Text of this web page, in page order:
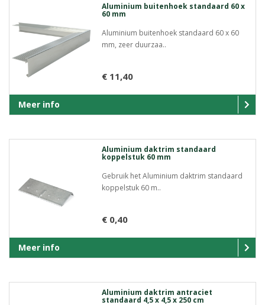
Aluminium buitenhoek standaard 60 x
60 mm
Aluminium buitenhoek standaard 60 x 60
mm, zeer duurzaa..
€ 11,40
Meer info
Aluminium daktrim standaard
koppelstuk 60 mm
Gebruik het Aluminium daktrim standaard
koppelstuk 60 m..
€ 0,40
Meer info
Aluminium daktrim antraciet
standaard 4,5 x 4,5 x 250 cm